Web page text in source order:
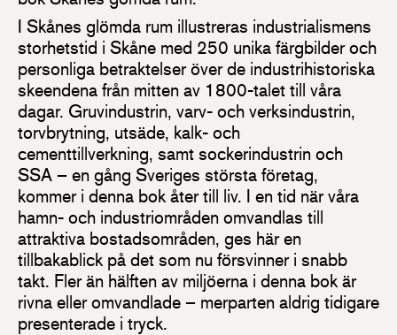
I Skånes glömda rum illustreras industrialismens
storhetstid i Skåne med 250 unika färgbilder och
personliga betraktelser över de industrihistoriska
skeendena från mitten av 1800-talet till våra
dagar. Gruvindustrin, varv- och verksindustrin,
torvbrytning, utsäde, kalk- och
cementtillverkning, samt sockerindustrin och
SSA – en gång Sveriges största företag,
kommer i denna bok åter till liv. I en tid när våra
hamn- och industriområden omvandlas till
attraktiva bostadsområden, ges här en
tillbakablick på det som nu försvinner i snabb
takt. Fler än hälften av miljöerna i denna bok är
rivna eller omvandlade – merparten aldrig tidigare
presenterade i tryck.